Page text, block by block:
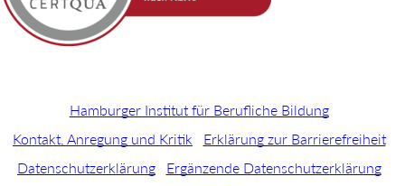
Hamburger Institut für Berufliche Bildung
Kontakt, Anregung und Kritik
Erklärung zur Barrierefreiheit
Datenschutzerklärung
Ergänzende Datenschutzerklärung